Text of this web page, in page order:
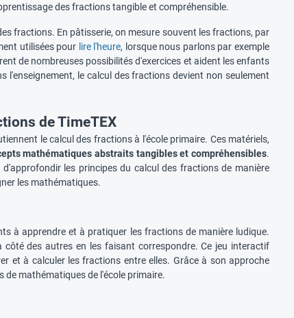
des fractions tangible et compréhensible.
fractions. En pâtisserie, on mesure souvent les fractions, par
utilisées pour lire l'heure, lorsque nous parlons par exemple
de nombreuses possibilités d'exercices et aident les enfants
l'enseignement, le calcul des fractions devient non seulement
de TimeTEX
le calcul des fractions à l'école primaire. Ces matériels,
mathématiques abstraits tangibles et compréhensibles.
les principes du calcul des fractions de manière
les mathématiques.
à apprendre et à pratiquer les fractions de manière ludique.
côté des autres en les faisant correspondre. Ce jeu interactif
et à calculer les fractions entre elles. Grâce à son approche
de mathématiques de l'école primaire.